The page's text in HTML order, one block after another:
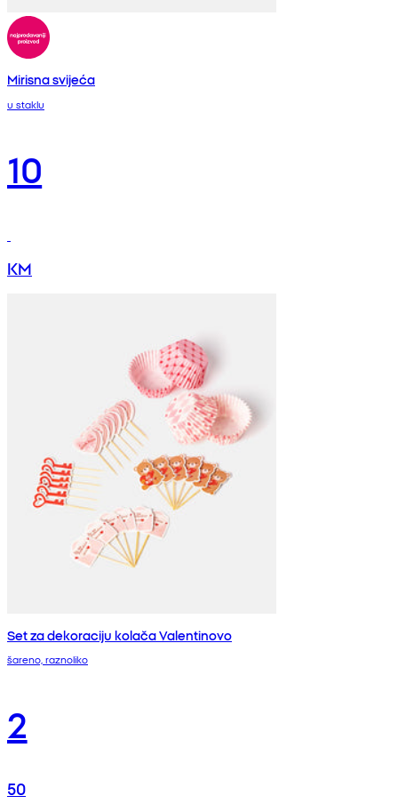
Mirisna svijeća
u staklu
10
KM
Set za dekoraciju kolača Valentinovo
šareno, raznoliko
2
50